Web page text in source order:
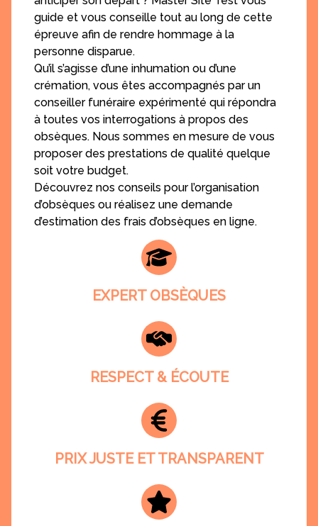
guide et vous conseille tout au long de cette
épreuve afin de rendre hommage à la
personne disparue.
Qu’il s’agisse d’une inhumation ou d’une
crémation, vous êtes accompagnés par un
conseiller funéraire expérimenté qui répondra
à toutes vos interrogations à propos des
obsèques. Nous sommes en mesure de vous
proposer des prestations de qualité quelque
soit votre budget.
Découvrez nos conseils pour l’organisation
d’obsèques ou réalisez une demande
d’estimation des frais d’obsèques en ligne.
EXPERT OBSÈQUES
RESPECT & ÉCOUTE
PRIX JUSTE ET TRANSPARENT